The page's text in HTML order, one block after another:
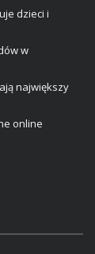
dzieci i
w
największy
online